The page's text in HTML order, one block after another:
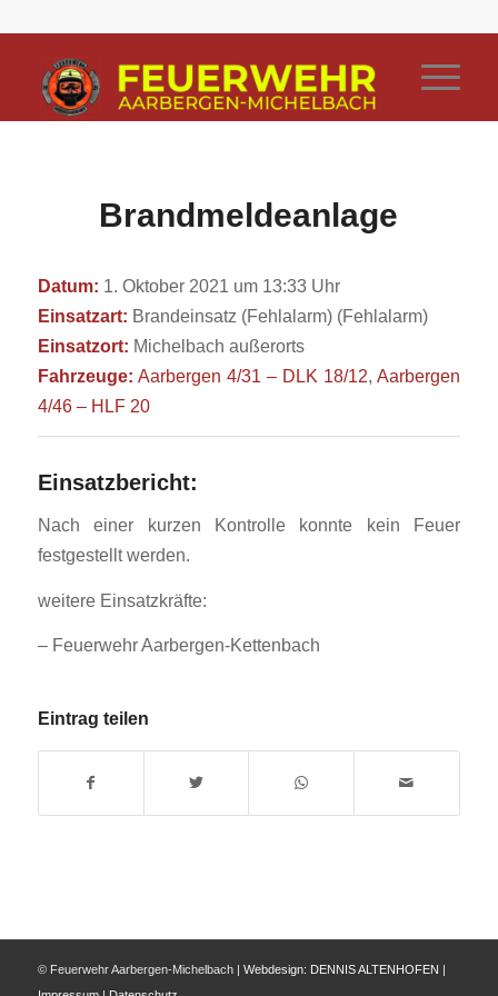
Brandmeldeanlage
Datum: 1. Oktober 2021 um 13:33 Uhr
Einsatzart: Brandeinsatz (Fehlalarm) (Fehlalarm)
Einsatzort: Michelbach außerorts
Fahrzeuge: Aarbergen 4/31 – DLK 18/12,Aarbergen
4/46 – HLF 20
Einsatzbericht:
Nach einer kurzen Kontrolle konnte kein Feuer
festgestellt werden.
weitere Einsatzkräfte:
– Feuerwehr Aarbergen-Kettenbach
Eintrag teilen
© Feuerwehr Aarbergen-Michelbach | Webdesign: DENNIS ALTENHOFEN |